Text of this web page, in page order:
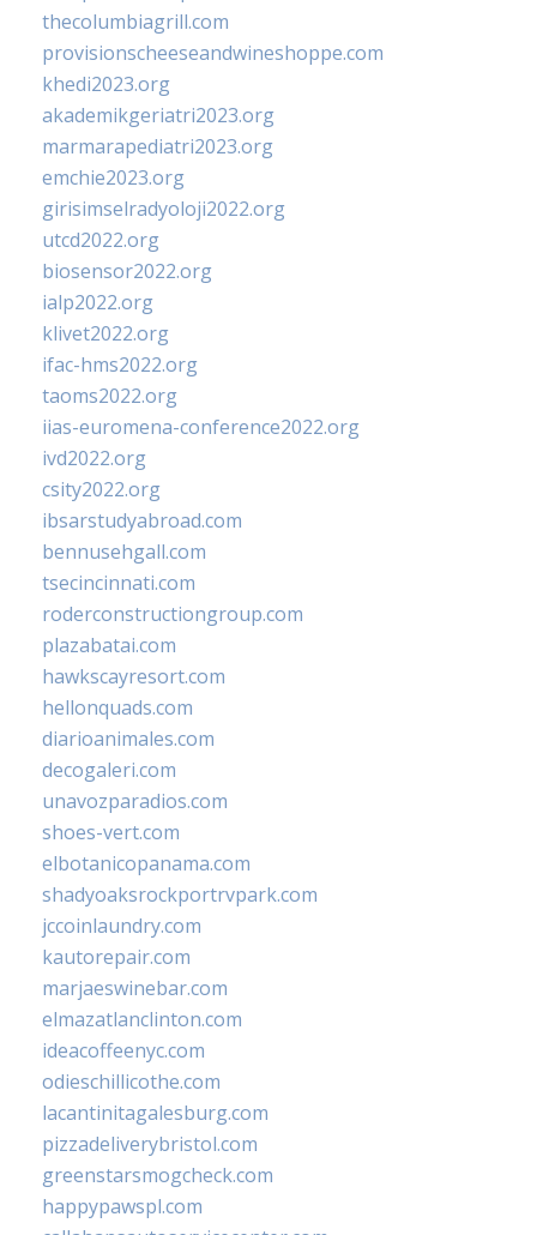
thecolumbiagrill.com
provisionscheeseandwineshoppe.com
khedi2023.org
akademikgeriatri2023.org
marmarapediatri2023.org
emchie2023.org
girisimselradyoloji2022.org
utcd2022.org
biosensor2022.org
ialp2022.org
klivet2022.org
ifac-hms2022.org
taoms2022.org
iias-euromena-conference2022.org
ivd2022.org
csity2022.org
ibsarstudyabroad.com
bennusehgall.com
tsecincinnati.com
roderconstructiongroup.com
plazabatai.com
hawkscayresort.com
hellonquads.com
diarioanimales.com
decogaleri.com
unavozparadios.com
shoes-vert.com
elbotanicopanama.com
shadyoaksrockportrvpark.com
jccoinlaundry.com
kautorepair.com
marjaeswinebar.com
elmazatlanclinton.com
ideacoffeenyc.com
odieschillicothe.com
lacantinitagalesburg.com
pizzadeliverybristol.com
greenstarsmogcheck.com
happypawspl.com